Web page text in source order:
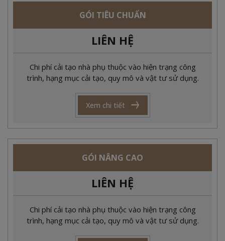
GÓI TIÊU CHUẨN
LIÊN HỆ
Chi phí cải tạo nhà phụ thuộc vào hiện trạng công
trình, hạng mục cải tạo, quy mô và vật tư sử dụng.
Xem chi tiết
GÓI NÂNG CAO
LIÊN HỆ
Chi phí cải tạo nhà phụ thuộc vào hiện trạng công
trình, hạng mục cải tạo, quy mô và vật tư sử dụng.